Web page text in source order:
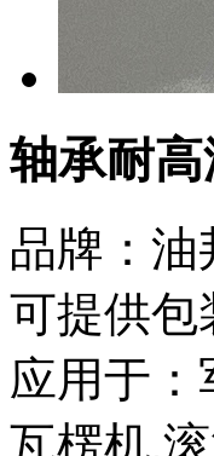
轴承耐
品牌：油
可提供包
应用于
瓦楞机,